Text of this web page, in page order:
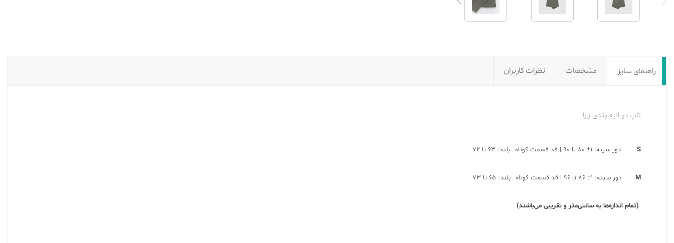
راهنمای سایز مشخصات نظرات کاربران
تاپ دو لایه بندی زارا
S دور سینه: ۱± ۸۰ تا ۹۰ | قد قسمت کوتاه ـ بلند: ۶۳ تا ۷۲
M دور سینه: ۱± ۸۶ تا ۹۶ | قد قسمت کوتاه ـ بلند: ۶۵ تا ۷۳
(تمام اندازه‌ها به سانتی‌متر و تقریبی می‌باشند)